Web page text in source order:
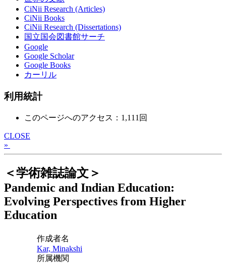
CiNii Research (Articles)
CiNii Books
CiNii Research (Dissertations)
国立国会図書館サーチ
Google
Google Scholar
Google Books
カーリル
利用統計
このページへのアクセス：1,111回
CLOSE
»
＜学術雑誌論文＞
Pandemic and Indian Education:
Evolving Perspectives from Higher
Education
作成者名
Kar, Minakshi
所属機関